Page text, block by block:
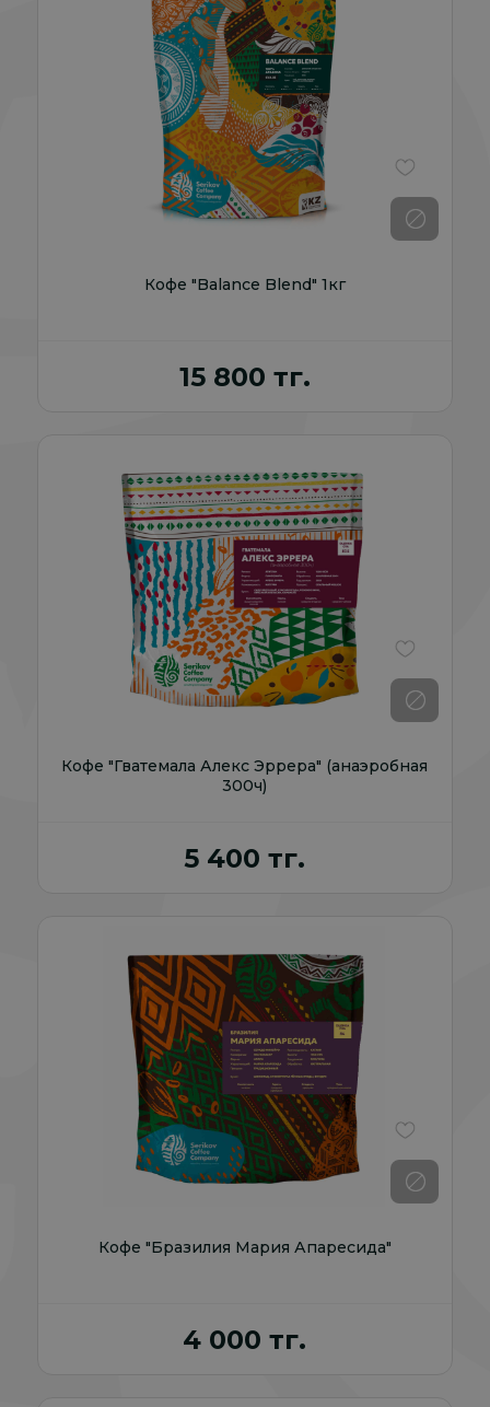
Кофе "Balance Blend" 1кг
15 800 тг.
В
Кофе "Гватемала Алекс Эррера" (анаэробная
300ч)
5 400 тг.
В
Кофе "Бразилия Мария Апаресида"
4 000 тг.
В